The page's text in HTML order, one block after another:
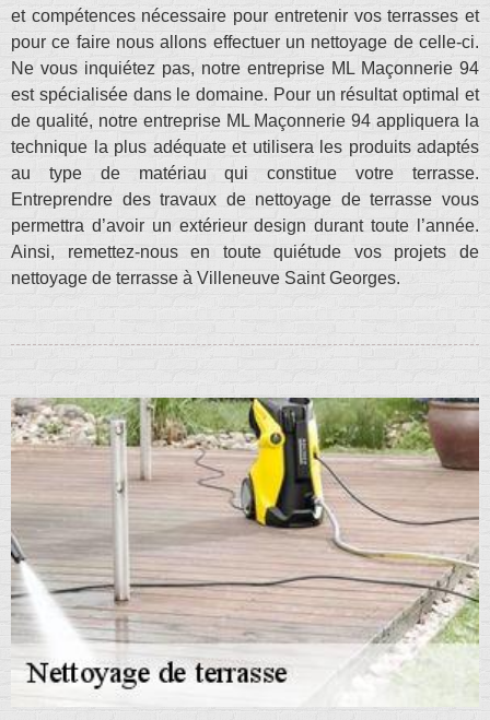
et compétences nécessaire pour entretenir vos terrasses et
pour ce faire nous allons effectuer un nettoyage de celle-ci.
Ne vous inquiétez pas, notre entreprise ML Maçonnerie 94
est spécialisée dans le domaine. Pour un résultat optimal et
de qualité, notre entreprise ML Maçonnerie 94 appliquera la
technique la plus adéquate et utilisera les produits adaptés
au type de matériau qui constitue votre terrasse.
Entreprendre des travaux de nettoyage de terrasse vous
permettra d’avoir un extérieur design durant toute l’année.
Ainsi, remettez-nous en toute quiétude vos projets de
nettoyage de terrasse à Villeneuve Saint Georges.